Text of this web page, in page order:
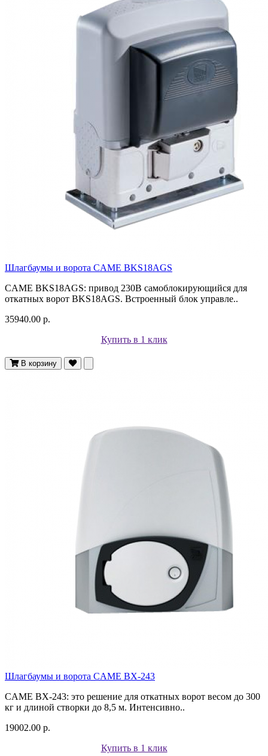
Шлагбаумы и ворота CAME BKS18AGS
CAME BKS18AGS: привод 230В самоблокирующийся для
откатных ворот BKS18AGS. Встроенный блок управле..
35940.00 р.
Купить в 1 клик
В корзину
Шлагбаумы и ворота CAME BX-243
CAME BX-243: это решение для откатных ворот весом до 300
кг и длиной створки до 8,5 м. Интенсивно..
19002.00 р.
Купить в 1 клик